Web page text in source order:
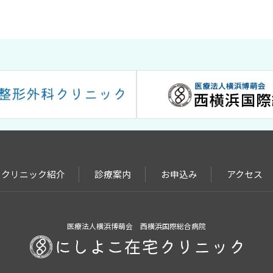
クリニック紹介 診療案内 お申込み アクセス
医療法人横浜博萌会 西横浜国際総合病院